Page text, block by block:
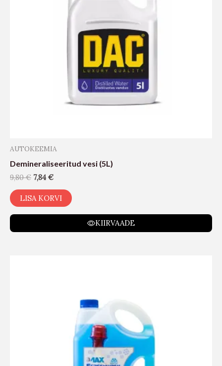
AUTOKEEMIA
Demineraliseeritud vesi (5L)
9,80€ 7,84€
LISA KORVI
KIIRVAADE